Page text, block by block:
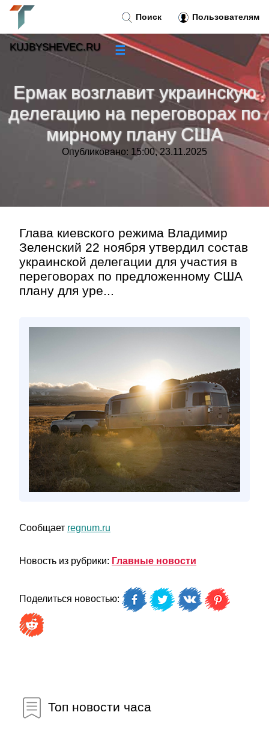
Ермак возглавит украинскую
делегацию на переговорах по
мирному плану США
Опубликовано: 15:00, 23.11.2025
Глава киевского режима Владимир
Зеленский 22 ноября утвердил состав
украинской делегации для участия в
переговорах по предложенному США
плану для уре...
Сообщает regnum.ru
Новость из рубрики: Главные новости
Поделиться новостью:
Топ новости часа
Поиск Пользователям
KUJBYSHEVEC.RU ☰
Новости»
Тренды новостей »
Рубрики»
Контакт»